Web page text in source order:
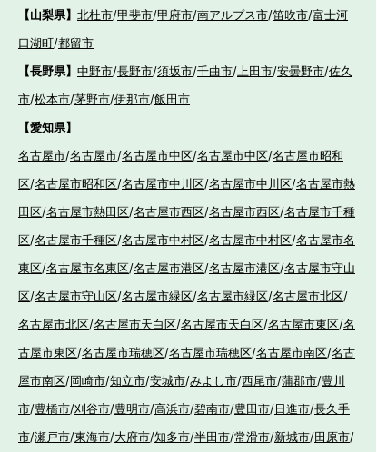
【山梨県】 北杜市/甲斐市/甲府市/南アルプス市/笛吹市/富士河
口湖町/都留市
【長野県】 中野市/長野市/須坂市/千曲市/上田市/安曇野市/佐久
市/松本市/茅野市/伊那市/飯田市
【愛知県】
名古屋市/名古屋市/名古屋市中区/名古屋市中区/名古屋市昭和
区/名古屋市昭和区/名古屋市中川区/名古屋市中川区/名古屋市熱
田区/名古屋市熱田区/名古屋市西区/名古屋市西区/名古屋市千種
区/名古屋市千種区/名古屋市中村区/名古屋市中村区/名古屋市名
東区/名古屋市名東区/名古屋市港区/名古屋市港区/名古屋市守山
区/名古屋市守山区/名古屋市緑区/名古屋市緑区/名古屋市北区/
名古屋市北区/名古屋市天白区/名古屋市天白区/名古屋市東区/名
古屋市東区/名古屋市瑞穂区/名古屋市瑞穂区/名古屋市南区/名古
屋市南区/岡崎市/知立市/安城市/みよし市/西尾市/蒲郡市/豊川
市/豊橋市/刈谷市/豊明市/高浜市/碧南市/豊田市/日進市/長久手
市/瀬戸市/東海市/大府市/知多市/半田市/常滑市/新城市/田原市/